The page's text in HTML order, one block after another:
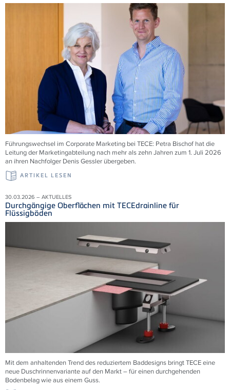
Führungswechsel im Corporate Marketing bei TECE: Petra Bischof hat die
Leitung der Marketingabteilung nach mehr als zehn Jahren zum 1. Juli 2026
an ihren Nachfolger Denis Gessler übergeben.
ARTIKEL LESEN
30.03.2026 – AKTUELLES
Durchgängige Oberflächen mit TECEdrainline für
Flüssigböden
Mit dem anhaltenden Trend des reduziertem Baddesigns bringt TECE eine
neue Duschrinnenvariante auf den Markt – für einen durchgehenden
Bodenbelag wie aus einem Guss.